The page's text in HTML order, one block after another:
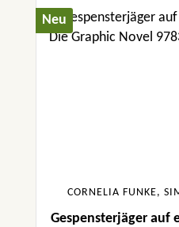
Neu
CORNELIA FUNKE,
Gespensterjäger auf